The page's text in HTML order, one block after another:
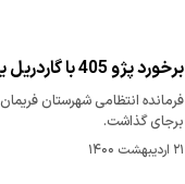
برخورد پژو 405 با گاردریل یک کشته و 2 مصدوم برجای گذاشت
برجای گذاشت.
۲۱ اردیبهشت ۱۴۰۰